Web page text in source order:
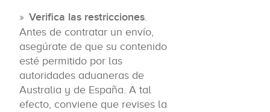
Verifica las restricciones.
Antes de contratar un envío,
asegúrate de que su contenido
esté permitido por las
autoridades aduaneras de
Australia y de España. A tal
efecto, conviene que revises la